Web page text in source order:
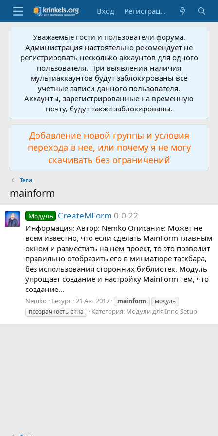
Вход Регистрация
Уважаемые гости и пользователи форума.
Администрация настоятельно рекомендует не
регистрировать несколько аккаунтов для одного
пользователя. При выявлении наличия
мультиаккаунтов будут заблокированы все
учетные записи данного пользователя.
Аккаунты, зарегистрированные на временную
почту, будут также заблокированы.
Добавление новой группы и условия
перехода в неё, или почему я не могу
скачивать без ограничений
Теги
mainform
Модуль CreateMForm 0.0.22
Информация: Автор: Nemko Описание: Может не
всем известно, что если сделать MainForm главным
окном и разместить на нем проект, то это позволит
правильно отобразить его в миниатюре таскбара,
без использования сторонних библиотек. Модуль
упрощает создание и настройку MainForm тем, что
создание...
Nemko Ресурс 21 Авг 2017 mainform
модуль
прозрачность окна
Категория: Модули для Inno Setup